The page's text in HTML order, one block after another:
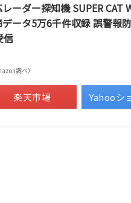
ーダー探知機 SUPER CAT
ータ5万6千件収録 誤警報
信
調べ）
楽天市場 Yahooシ